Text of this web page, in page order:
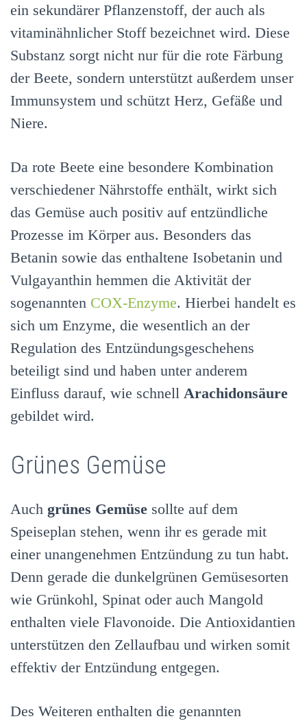
ein sekundärer Pflanzenstoff, der auch als
vitaminähnlicher Stoff bezeichnet wird. Diese
Substanz sorgt nicht nur für die rote Färbung
der Beete, sondern unterstützt außerdem unser
Immunsystem und schützt Herz, Gefäße und
Niere.
Da rote Beete eine besondere Kombination
verschiedener Nährstoffe enthält, wirkt sich
das Gemüse auch positiv auf entzündliche
Prozesse im Körper aus. Besonders das
Betanin sowie das enthaltene Isobetanin und
Vulgayanthin hemmen die Aktivität der
sogenannten COX-Enzyme. Hierbei handelt es
sich um Enzyme, die wesentlich an der
Regulation des Entzündungsgeschehens
beteiligt sind und haben unter anderem
Einfluss darauf, wie schnell Arachidonsäure
gebildet wird.
Grünes Gemüse
Auch grünes Gemüse sollte auf dem
Speiseplan stehen, wenn ihr es gerade mit
einer unangenehmen Entzündung zu tun habt.
Denn gerade die dunkelgrünen Gemüsesorten
wie Grünkohl, Spinat oder auch Mangold
enthalten viele Flavonoide. Die Antioxidantien
unterstützen den Zellaufbau und wirken somit
effektiv der Entzündung entgegen.
Des Weiteren enthalten die genannten